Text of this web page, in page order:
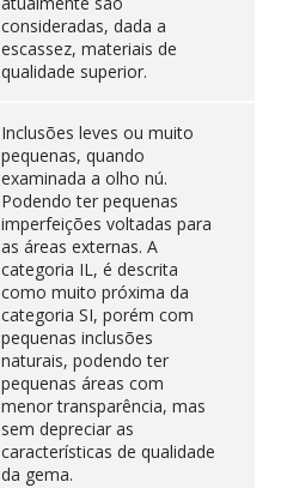
consideradas, dada a
escassez, materiais de
qualidade superior.
Inclusões leves ou muito
pequenas, quando
examinada a olho nú.
Podendo ter pequenas
imperfeições voltadas para
as áreas externas. A
categoria IL, é descrita
como muito próxima da
categoria SI, porém com
pequenas inclusões
naturais, podendo ter
pequenas áreas com
menor transparência, mas
sem depreciar as
características de qualidade
da gema.